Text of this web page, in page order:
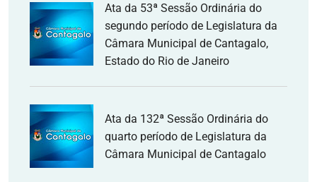
Ata da 53ª Sessão Ordinária do
segundo período de Legislatura da
Câmara Municipal de Cantagalo,
Estado do Rio de Janeiro
Ata da 132ª Sessão Ordinária do
quarto período de Legislatura da
Câmara Municipal de Cantagalo